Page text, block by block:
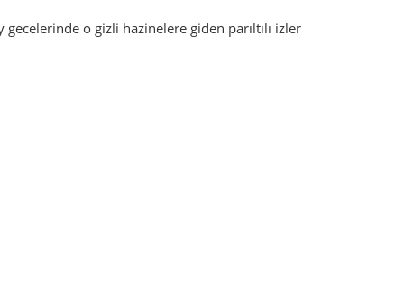
o gizli hazinelere giden parıltılı izler